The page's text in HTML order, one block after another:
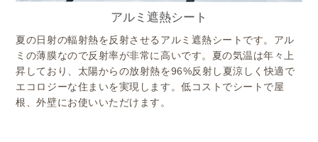
アルミ遮熱シート
夏の日射の輻射熱を反射させるアルミ遮熱シートです。アル
ミの薄膜なので反射率が非常に高いです。夏の気温は年々上
昇しており、太陽からの放射熱を96%反射し夏涼しく快適で
エコロジーな住まいを実現します。低コストでシートで屋
根、外壁にお使いいただけます。